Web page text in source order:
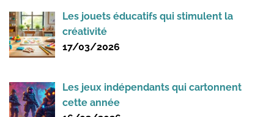
Les jouets éducatifs qui stimulent la
créativité
17/03/2026
Les jeux indépendants qui cartonnent
cette année